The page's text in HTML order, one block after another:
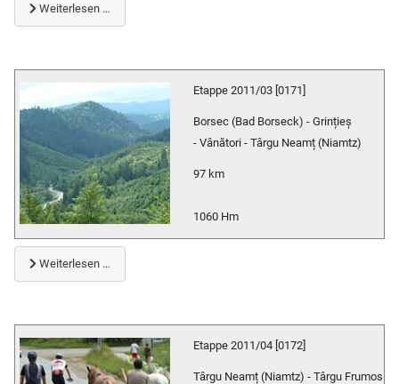
Weiterlesen …
Etappe 2011/03 [0171]
Borsec (Bad Borseck) - Grințieș
- Vânători - Târgu Neamț (Niamtz)
97 km
1060 Hm
Weiterlesen …
Etappe 2011/04 [0172]
Târgu Neamț (Niamtz) - Târgu Frumos